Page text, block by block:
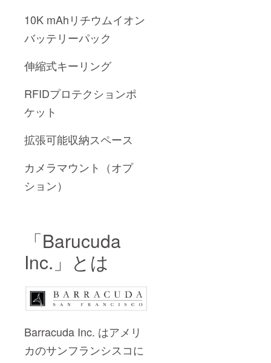
10K mAhリチウムイオン
バッテリーパック
伸縮式キーリング
RFIDプロテクションポ
ケット
拡張可能収納スペース
カメラマウント（オプ
ション）
「Barucuda
Inc.」とは
Barracuda Inc. はアメリ
カのサンフランシスコに